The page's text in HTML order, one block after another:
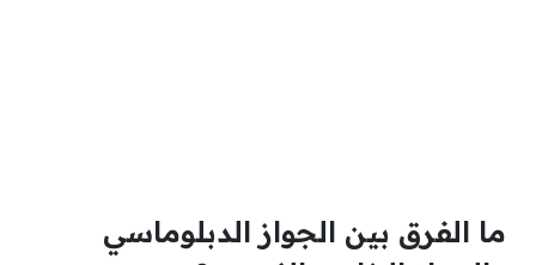
ما الفرق بين الجواز الدبلوماسي